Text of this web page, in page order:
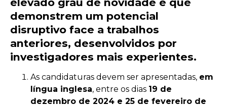
demonstrem um potencial
disruptivo face a trabalhos
anteriores, desenvolvidos por
investigadores mais experientes.
As candidaturas devem ser apresentadas, em
língua inglesa, entre os dias 19 de
dezembro de 2024 e 25 de fevereiro de